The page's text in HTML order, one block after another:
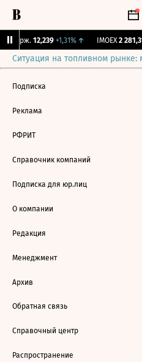
Бирж. 12,239 +1,31%↑ IMOEX 2 281,31
Ситуация на топливном рынке:
Подписка
Реклама
РФРИТ
Справочник компаний
Подписка для юр.лиц
О компании
Редакция
Менеджмент
Архив
Обратная связь
Справочный центр
Распространение